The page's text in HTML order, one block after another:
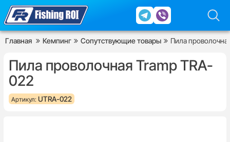
Главная Кемпинг Сопутствующие товары Пила
Пила проволочная Tramp TRA-
022
Артикул: UTRA-022